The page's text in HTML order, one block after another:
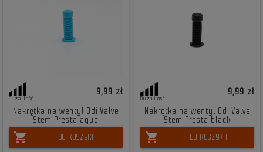
Duża ilość
9,99 zł
Nakrętka na wentyl Odi Valve
Stem Presta aqua
shopping_cart DO KOSZYKA
Duża ilość
9,99 zł
Nakrętka na wentyl Odi Valve
Stem Presta black
shopping_cart DO KOSZYKA